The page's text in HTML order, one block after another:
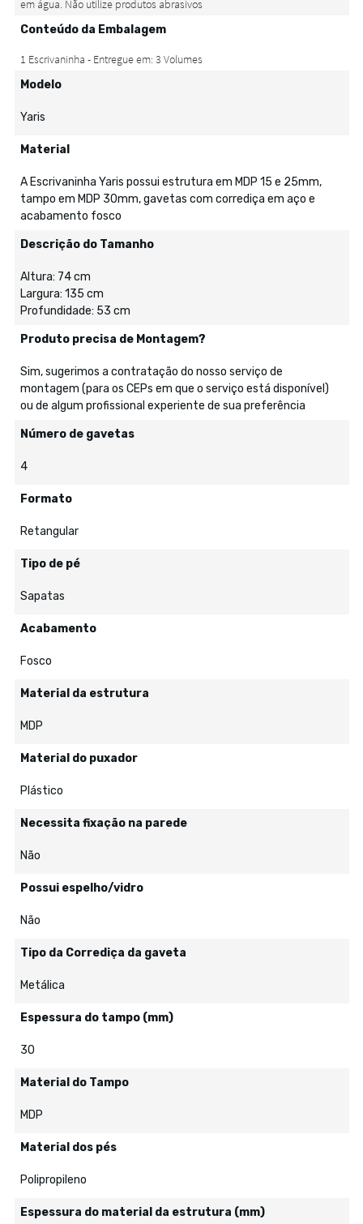
Conteúdo da Embalagem
Modelo
Yaris
Material
A Escrivaninha Yaris possui estrutura em MDP 15 e 25mm,
tampo em MDP 30mm, gavetas com corrediça em aço e
acabamento fosco
Descrição do Tamanho
Altura: 74 cm
Largura: 135 cm
Profundidade: 53 cm
Produto precisa de Montagem?
Sim, sugerimos a contratação do nosso serviço de
montagem (para os CEPs em que o serviço está disponível)
ou de algum profissional experiente de sua preferência
Número de gavetas
4
Formato
Retangular
Tipo de pé
Sapatas
Acabamento
Fosco
Material da estrutura
MDP
Material do puxador
Plástico
Necessita fixação na parede
Não
Possui espelho/vidro
Não
Tipo da Corrediça da gaveta
Metálica
Espessura do tampo (mm)
30
Material do Tampo
MDP
Material dos pés
Polipropileno
Espessura do material da estrutura (mm)